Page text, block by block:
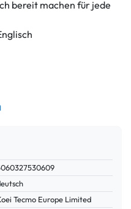
bereit machen für jede
Tecmo Europe Limited